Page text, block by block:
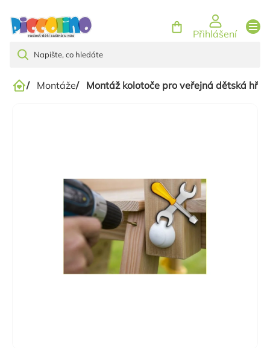
Přihlášení
Domů
/ Montáže/ Montáž kolotoče pro veřejná dětská